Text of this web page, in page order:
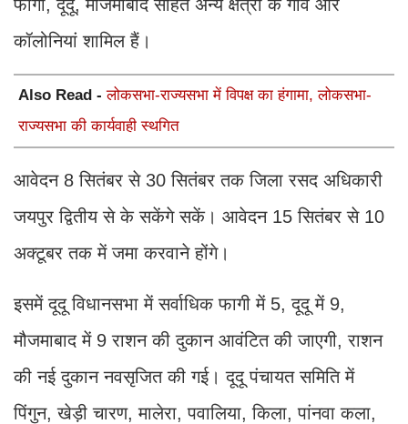
फागी, दूदू, मौजमाबाद सहित अन्य क्षेत्रों के गांव और
कॉलोनियां शामिल हैं।
Also Read -लोकसभा-राज्यसभा में विपक्ष का हंगामा, लोकसभा-
राज्यसभा की कार्यवाही स्थगित
आवेदन 8 सितंबर से 30 सितंबर तक जिला रसद अधिकारी
जयपुर द्वितीय से के सकेंगे सकें। आवेदन 15 सितंबर से 10
अक्टूबर तक में जमा करवाने होंगे।
इसमें दूदू विधानसभा में सर्वाधिक फागी में 5, दूदू में 9,
मौजमाबाद में 9 राशन की दुकान आवंटित की जाएगी, राशन
की नई दुकान नवसृजित की गई। दूदू पंचायत समिति में
पिंगुन, खेड़ी चारण, मालेरा, पवालिया, किला, पांनवा कला,